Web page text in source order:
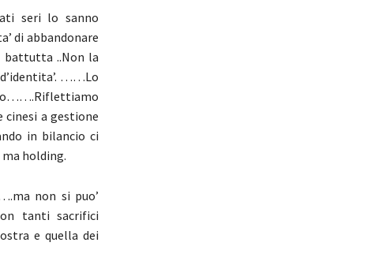
seri lo sanno
di abbandonare
battutta ..Non la
……Lo
cinesi a gestione
in bilancio ci
holding.
non si puo’
tanti sacrifici
e quella dei